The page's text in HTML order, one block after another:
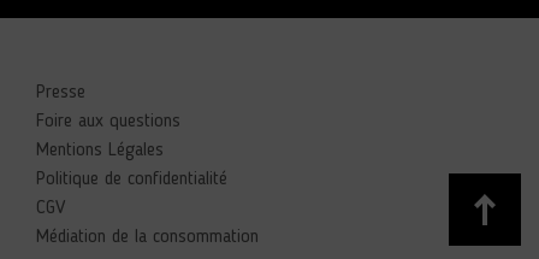
Presse
Foire aux questions
Mentions Légales
Politique de confidentialité
CGV
Médiation de la consommation